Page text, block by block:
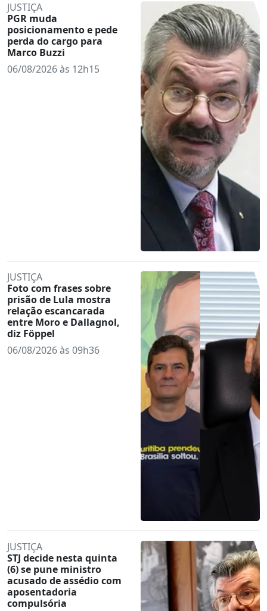
JUSTIÇA
PGR muda
posicionamento e pede
perda do cargo para
Marco Buzzi
06/08/2026 às 12h15
JUSTIÇA
Foto com frases sobre
prisão de Lula mostra
relação escancarada
entre Moro e Dallagnol,
diz Föppel
06/08/2026 às 09h36
JUSTIÇA
STJ decide nesta quinta
(6) se pune ministro
acusado de assédio com
aposentadoria
compulsória